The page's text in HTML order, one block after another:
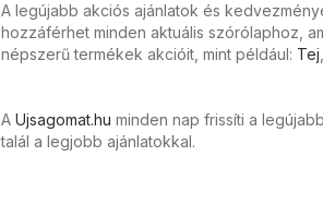
A legújabb akciós ajánlatok és
hozzáférhet minden aktuális szórólaphoz,
népszerű termékek akcióit, mint például: Tej
A Ujsagomat.hu minden nap frissíti a
talál a legjobb ajánlatokkal.